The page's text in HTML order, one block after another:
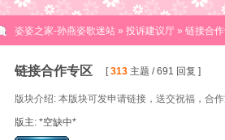
姿姿之家-孙燕姿歌迷站» 投诉建议厅» 链接合作
链接合作专区 [313主题 / 691 回复 ]
版块介绍: 本版块可发申请链接，送交祝福，合作
版主: *空缺中*